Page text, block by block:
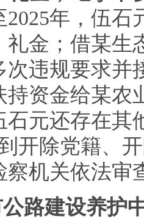
2025年，伍
礼金；借某生
次违规要求并
持资金给某农
石元还存在其
开除党籍、
察机关依法审
路建设养护